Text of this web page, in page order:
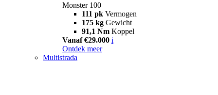
Monster 100
111 pk Vermogen
175 kg Gewicht
91,1 Nm Koppel
Vanaf €29.000 i
Ontdek meer
Multistrada